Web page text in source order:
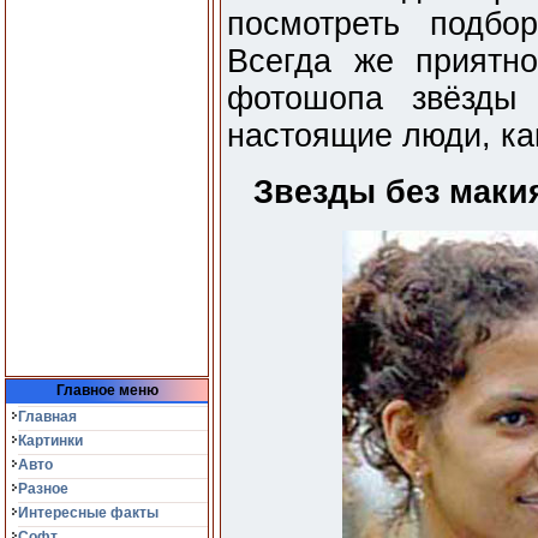
Главное меню
Главная
Картинки
Авто
Разное
Интересные факты
посмотреть
Всегда же
фотошопа
настоящие люди,
Звезды без